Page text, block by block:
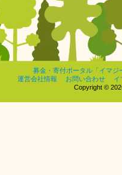
募金・寄付ポータル「イマジ
運営会社情報
お問い合わせ
イ
Copyright ©